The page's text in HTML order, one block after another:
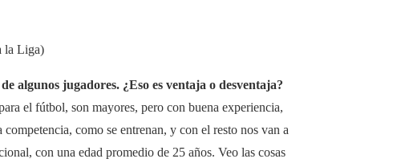
la Liga)
algunos jugadores. ¿Eso es ventaja o desventaja?
el fútbol, ​​son mayores, pero con buena experiencia,
como se entrenan, y con el resto nos van a
con una edad promedio de 25 años. Veo las cosas